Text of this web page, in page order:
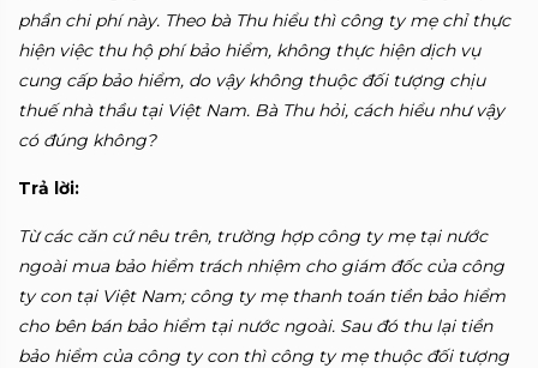
phần chi phí này. Theo bà Thu hiểu thì công ty mẹ chỉ thực
hiện việc thu hộ phí bảo hiểm, không thực hiện dịch vụ
cung cấp bảo hiểm, do vậy không thuộc đối tượng chịu
thuế nhà thầu tại Việt Nam. Bà Thu hỏi, cách hiểu như vậy
có đúng không?
Trả lời:
Từ các căn cứ nêu trên, trường hợp công ty mẹ tại nước
ngoài mua bảo hiểm trách nhiệm cho giám đốc của công
ty con tại Việt Nam; công ty mẹ thanh toán tiền bảo hiểm
cho bên bán bảo hiểm tại nước ngoài. Sau đó thu lại tiền
bảo hiểm của công ty con thì công ty mẹ thuộc đối tượng